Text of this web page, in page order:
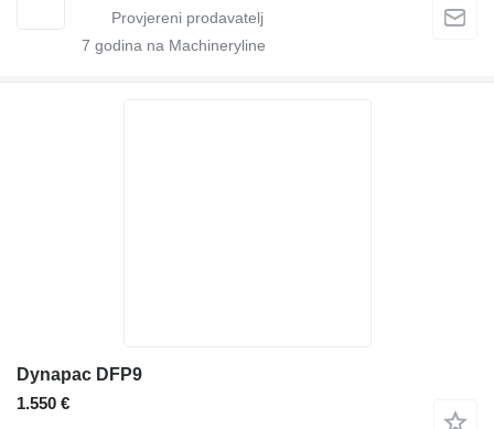
7 godina na Machineryline
Dynapac DFP9
1.550 €